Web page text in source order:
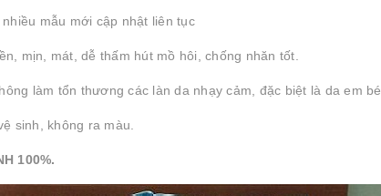
mẫu mới cập nhật liên tục
mịn, mát, dễ thấm hút mồ hôi, chống nhăn tốt.
làm tổn thương các làn da nhạy cảm, đặc biệt là da em bé.
sinh, không ra màu.
100%.